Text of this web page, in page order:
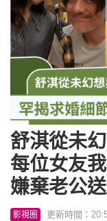
舒淇從未
每位女友
嫌棄老公
影視圈 更新時間：